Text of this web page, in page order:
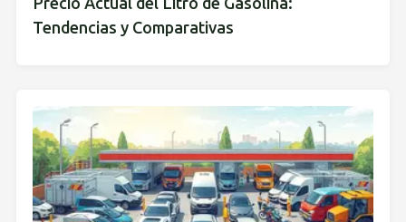
Tendencias y Comparativas